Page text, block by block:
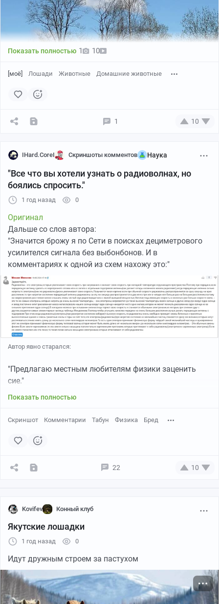
Сегодня важный день у Байкала, сейчас расскажу
почему➡️
https://t.me/baikalhorse
Показать полностью 1 10
[моё] Лошади Животные Домашние животные
1 10
IHard.CoreI Скриншоты комментов Наука
"Все что вы хотели узнать о радиоволнах, но
боялись спросить."
1 год назад 0
Оригинал
Дальше со слов автора:
"Значится брожу я по Сети в поисках дециметрового
усилителся сигнала без выбонбонов. И в
комментариях к одной из схем нахожу это:"
Автор явно старался:
"Предлагаю местным любителям физики заценить
сие."
Показать полностью
Скриншот Комментарии Табун Физика Бред
22 10
Kovifev Конный клуб
Якутские лошадки
1 год назад 0
Идут дружным строем за пастухом